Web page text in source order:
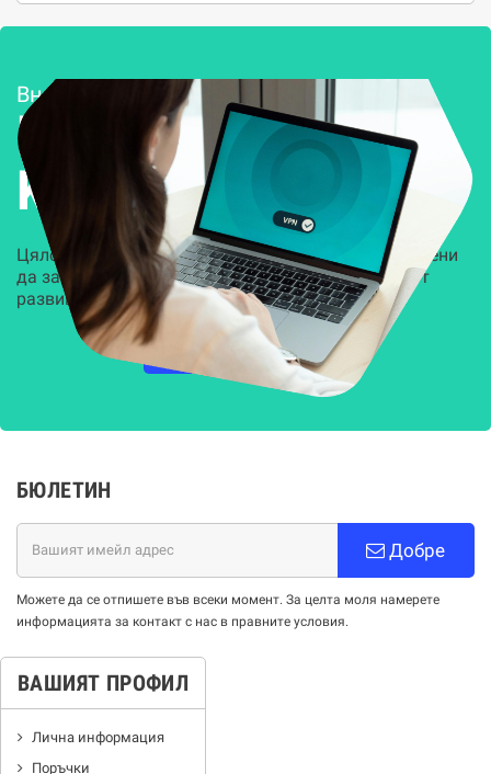
Внедряване и поддръжка
Решения за
Kиберсигурност
Цялостни, задвижвани от AI решения, предназначени
да защитят всеки слой на вашата организация от
развиващите се киберзаплахи.
НАУЧЕТЕ ПОВЕЧЕ
БЮЛЕТИН
Добре
Можете да се отпишете във всеки момент. За целта моля намерете
информацията за контакт с нас в правните условия.
ВАШИЯТ ПРОФИЛ
Лична информация
Поръчки